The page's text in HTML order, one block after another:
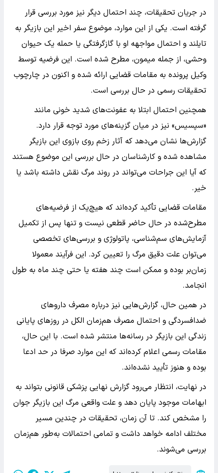
در جریان تحقیقات، چند احتمال دیگر نیز مورد بررسی قرار
گرفته است. یکی از این موارد، موضوع سفر اخیر این بازیگر به
تایلند و احتمال مواجهه او با گازگرفتگی یا حمله یک حیوان
وحشی، از جمله میمون، مطرح شده است. این فرضیه توسط
وکیل پرونده به مقامات قضایی ارائه شده و اکنون در چارچوب
تحقیقات رسمی در حال بررسی است.
همچنین احتمال ابتلا به عفونت‌های شدید خونی مانند
«سپسیس» نیز در میان گزینه‌های مورد توجه قرار دارد.
گزارش‌ها نشان می‌دهد که آثار زخم روی بازوی این بازیگر
مشاهده شده و کارشناسان در حال بررسی این موضوع هستند
که آیا این جراحات می‌تواند در روند مرگ نقش داشته باشد یا
خیر.
مقامات قضایی تأکید کرده‌اند که هیچ‌یک از فرضیه‌های
مطرح‌شده در حال حاضر قطعی نیست و تنها پس از تکمیل
آزمایش‌های سم‌شناسی، پاتولوژی و بررسی‌های تخصصی
می‌توان علت دقیق مرگ را تعیین کرد. این فرآیند معمولا
زمان‌بر بوده و ممکن است چند هفته یا حتی چند ماه به طول
انجامد.
در همین حال، گزارش‌هایی نیز درباره مصرف داروهای
ضدافسردگی و احتمال مصرف هم‌زمان الکل در روزهای پایانی
زندگی این بازیگر در رسانه‌ها منتشر شده است. با این حال،
مقامات رسمی اعلام کرده‌اند که این موارد صرفا در حد ادعا
بوده و هنوز تأیید نشده‌اند.
در نهایت، انتظار می‌رود گزارش نهایی پزشکی قانونی بتواند به
ابهامات موجود پایان دهد و علت واقعی مرگ این بازیگر جوان
را مشخص کند. تا آن زمان، تحقیقات در چندین مسیر
مختلف ادامه خواهد داشت و تمامی احتمالات به‌طور هم‌زمان
بررسی می‌شوند.